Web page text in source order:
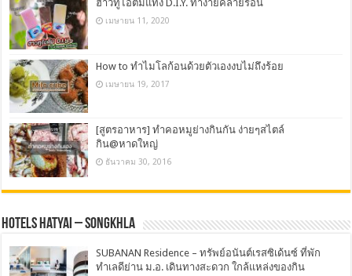
ฮาวทูไอติมแท่ง D.I.Y. ทำง่ายคลายร้อน
เมษายน 11, 2020
How to ทำไมโลก้อนด้วยตัวเองงบไม่ถึงร้อย
เมษายน 19, 2017
[สูตรอาหาร] ทำคอหมูย่างกินกัน ง่ายๆสไตล์
กิน@หาดใหญ่
ธันวาคม 30, 2016
Hotels Hatyai – Songkhla
SUBANAN Residence – ทรัพย์อนันต์เรสซิเด้นซ์ ที่พัก
ทำเลดีย่าน ม.อ. เดินทางสะดวก ใกล้แหล่งของกิน